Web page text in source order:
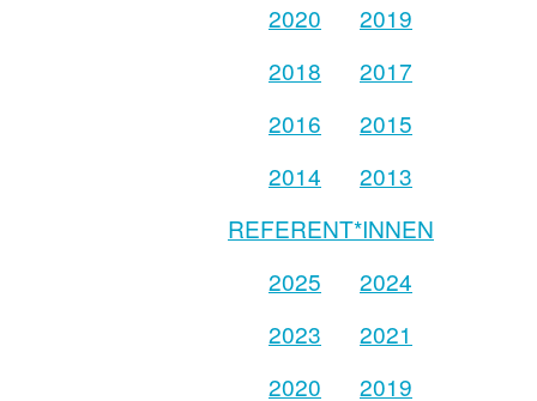
2020
2019
2018
2017
2016
2015
2014
2013
REFERENT*INNEN
2025
2024
2023
2021
2020
2019